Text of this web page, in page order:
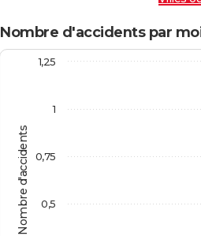
Nombre d'accidents par
Nombre d'accidents
1
0,5
0,75
1,25